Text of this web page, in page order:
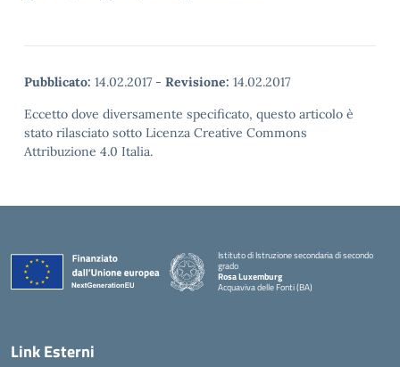
Pubblicato: 14.02.2017 - Revisione: 14.02.2017
Eccetto dove diversamente specificato, questo articolo è
stato rilasciato sotto Licenza Creative Commons
Attribuzione 4.0 Italia.
Istituto di Istruzione secondaria di secondo
grado
Rosa Luxemburg
Acquaviva delle Fonti (BA)
Link Esterni